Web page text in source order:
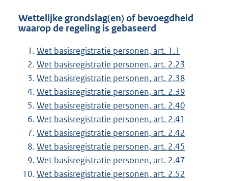
Wettelijke grondslag(en) of bevoegdheid
waarop de regeling is gebaseerd
Wet basisregistratie personen, art. 1.1
Wet basisregistratie personen, art. 2.23
Wet basisregistratie personen, art. 2.38
Wet basisregistratie personen, art. 2.39
Wet basisregistratie personen, art. 2.40
Wet basisregistratie personen, art. 2.41
Wet basisregistratie personen, art. 2.42
Wet basisregistratie personen, art. 2.45
Wet basisregistratie personen, art. 2.47
Wet basisregistratie personen, art. 2.52